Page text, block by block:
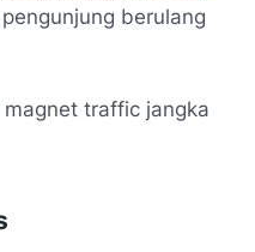
berulang
traffic jangka